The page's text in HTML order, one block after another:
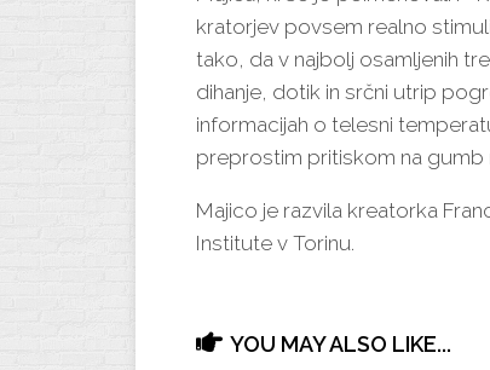
kratorjev povsem realno
tako, da v najbolj osamljenih
dihanje, dotik in srčni utrip
informacijah o telesni
preprostim pritiskom na gumb
Majico je razvila kreatorka
Institute v Torinu.
YOU MAY ALSO LIKE...